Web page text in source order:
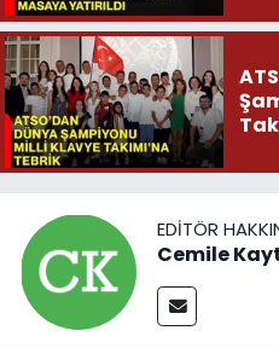
EDITÖR
Cemile